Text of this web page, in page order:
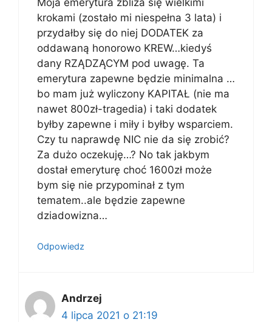
krokami (zostało mi niespełna 3 lata) i
przydałby się do niej DODATEK za
oddawaną honorowo KREW…kiedyś
dany RZĄDZĄCYM pod uwagę. Ta
emerytura zapewne będzie minimalna …
bo mam już wyliczony KAPITAŁ (nie ma
nawet 800zł-tragedia) i taki dodatek
byłby zapewne i miły i byłby wsparciem.
Czy tu naprawdę NIC nie da się zrobić?
Za dużo oczekuję…? No tak jakbym
dostał emeryturę choć 1600zł może
bym się nie przypominał z tym
tematem..ale będzie zapewne
dziadowizna…
Odpowiedz
Andrzej
4 lipca 2021 o 21:19